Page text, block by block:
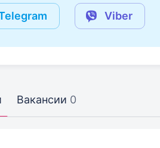
Viber
Вакансии 0